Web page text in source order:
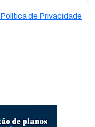
Política de Privacidade